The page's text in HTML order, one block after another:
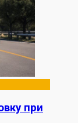
при